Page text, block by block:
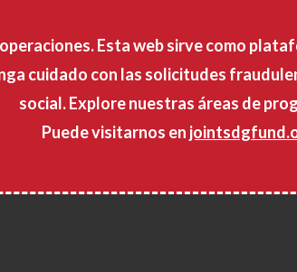
Esta web sirve como
cuidado con las solicitudes
social. Explore nuestras áreas de
Puede visitarnos en